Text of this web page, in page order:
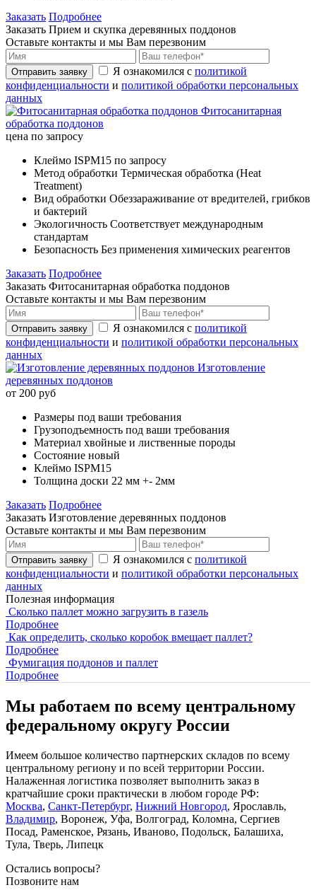
Заказать Подробнее
Заказать Прием и скупка деревянных поддонов
Оставьте контакты и мы Вам перезвоним
Отправить заявку Я ознакомился с политикой
конфиденциальности и политикой обработки персональных
данных
Фитосанитарная
обработка поддонов
цена по запросу
Клеймо ISPM15 по запросу
Метод обработки Термическая обработка (Heat
Treatment)
Вид обработки Обеззараживание от вредителей, грибков
и бактерий
Экологичность Соответствует международным
стандартам
Безопасность Без применения химических реагентов
Заказать Подробнее
Заказать Фитосанитарная обработка поддонов
Оставьте контакты и мы Вам перезвоним
Отправить заявку Я ознакомился с политикой
конфиденциальности и политикой обработки персональных
данных
Изготовление
деревянных поддонов
от 200 руб
Размеры под ваши требования
Грузоподъемность под ваши требования
Материал хвойные и лиственные породы
Состояние новый
Клеймо ISPM15
Толщина доски 22 мм +- 2мм
Заказать Подробнее
Заказать Изготовление деревянных поддонов
Оставьте контакты и мы Вам перезвоним
Отправить заявку Я ознакомился с политикой
конфиденциальности и политикой обработки персональных
данных
Полезная информация
Сколько паллет можно загрузить в газель
Подробнее
Как определить, сколько коробок вмещает паллет?
Подробнее
Фумигация поддонов и паллет
Подробнее
Мы работаем по всему центральному
федеральному округу России
Имеем большое количество партнерских складов по всему
центральному региону и по всей территории России.
Налаженная логистика позволяет выполнить заказ в
кратчайшие сроки практически в любом городе РФ:
Москва, Санкт-Петербург, Нижний Новгород, Ярославль,
Владимир, Воронеж, Уфа, Волгоград, Коломна, Сергиев
Посад, Раменское, Рязань, Иваново, Подольск, Балашиха,
Тула, Тверь, Липецк
Остались вопросы?
Позвоните нам